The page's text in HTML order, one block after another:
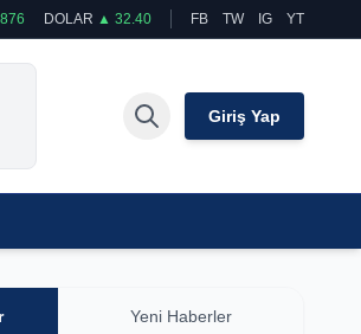
DOLAR ▲ 32.40 FB TW IG YT
Giriş Yap
Yeni Haberler